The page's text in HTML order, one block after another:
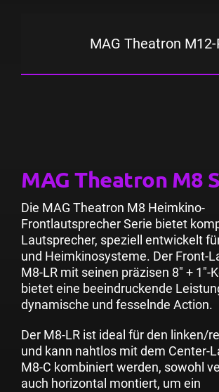
MAG Theatron M12-
MAG Theatron M8
Die MAG Theatron M8 Heimkino-
Frontlautsprecher Serie bietet
Lautsprecher, speziell entwickelt
und Heimkinosysteme. Der Front-
M8-LR mit seinen präzisen 8″ + 1″-
bietet eine beeindruckende
dynamische und fesselnde Action.
Der M8-LRist ideal für den linken/
und kann nahtlos mit dem Center-
M8-C kombiniert werden, sowohl
auch horizontal montiert, um ein